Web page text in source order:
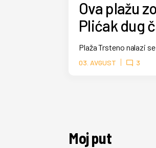
Ova plažu
Plićak dug
Plaža Trsteno nalazi
03. AVGUST 3
Moj put